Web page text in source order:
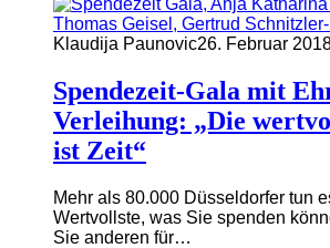
Klaudija Paunovic26. Februar
Spendezeit-Gala mit
Verleihung: „Die
ist Zeit“
Mehr als 80.000 Düsseldorfer tun
Wertvollste, was Sie spenden
Sie anderen für…